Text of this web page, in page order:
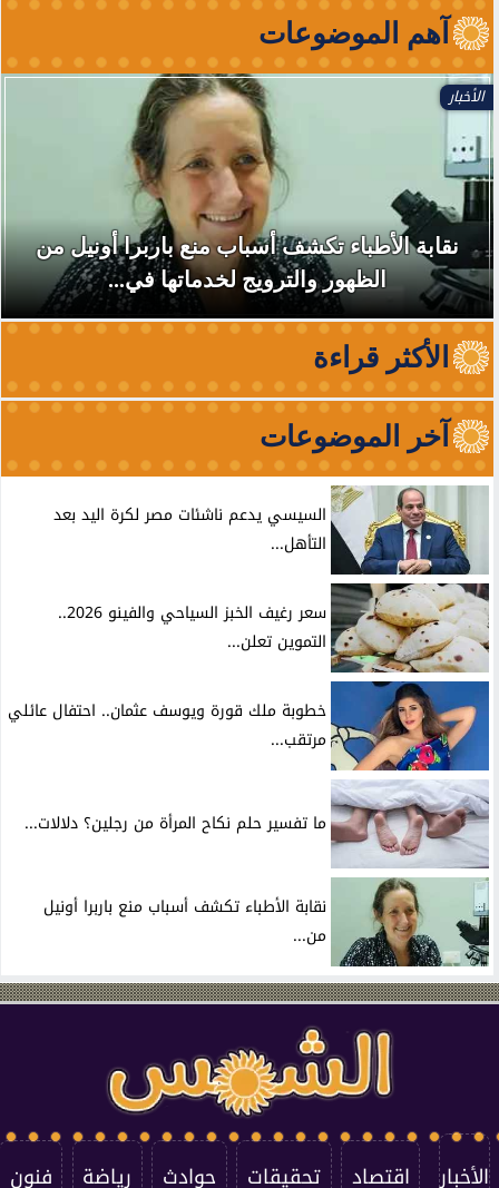
آهم الموضوعات
الأخبار
نقابة الأطباء تكشف أسباب منع باربرا أونيل من
الظهور والترويج لخدماتها في...
الأكثر قراءة
آخر الموضوعات
السيسي يدعم ناشئات مصر لكرة اليد بعد
التأهل...
سعر رغيف الخبز السياحي والفينو 2026..
التموين تعلن...
خطوبة ملك قورة ويوسف عثمان.. احتفال عائلي
مرتقب...
ما تفسير حلم نكاح المرأة من رجلين؟ دلالات...
نقابة الأطباء تكشف أسباب منع باربرا أونيل
من...
الأخبار اقتصاد تحقيقات حوادث رياضة فنون